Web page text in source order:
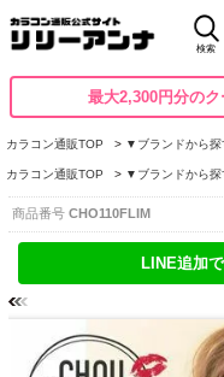
検索
最大2,300円分の
カラコン通販TOP ▼ブランドから
カラコン通販TOP ▼ブランドから
商品番号 CHO110FLIM
LINE追加